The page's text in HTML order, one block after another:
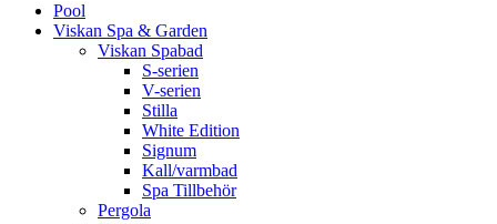
Pool
Viskan Spa & Garden
Viskan Spabad
S-serien
V-serien
Stilla
White Edition
Signum
Kall/varmbad
Spa Tillbehör
Pergola